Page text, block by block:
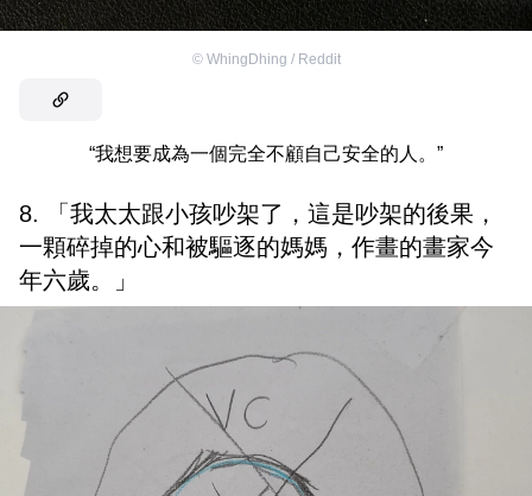
© WhingDhing / Reddit
“我想要成為一個完全不顧自己安全的人。”
8. 「我太太跟小孩吵架了，這是吵架的後果，
一顆碎掉的心和被驅逐的媽媽，作畫的畫家今
年六歲。」